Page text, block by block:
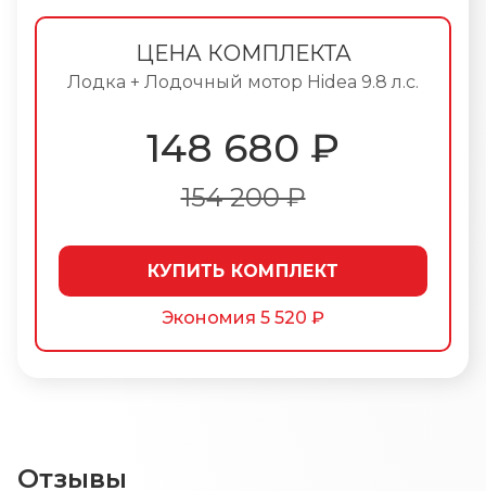
ЦЕНА КОМПЛЕКТА
Лодка + Лодочный мотор Hidea 9.8 л.с.
148 680 ₽
154 200 ₽
КУПИТЬ КОМПЛЕКТ
Экономия 5 520 ₽
Отзывы